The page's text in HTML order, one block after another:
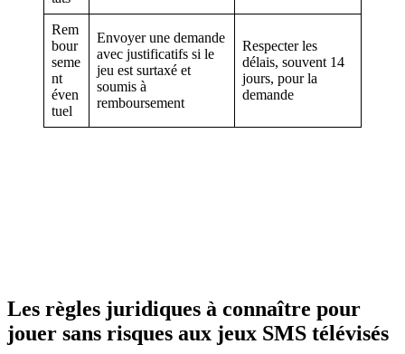
Rem
bour
seme
nt
éven
tuel
Envoyer une demande
avec justificatifs si le
jeu est surtaxé et
soumis à
remboursement
Respecter les
délais, souvent 14
jours, pour la
demande
Les règles juridiques à connaître pour
jouer sans risques aux jeux SMS télévisés